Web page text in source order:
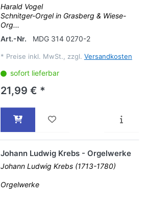
Harald Vogel
Schnitger-Orgel in Grasberg & Wiese-
Org...
Art.-Nr.
MDG 314 0270-2
* Preise inkl. MwSt., zzgl. Versandkosten
sofort lieferbar
21,99 € *
Johann Ludwig Krebs - Orgelwerke
Johann Ludwig Krebs (1713-1780)
Orgelwerke